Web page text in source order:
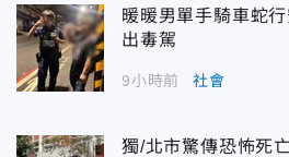
暖暖男單手騎車蛇
出毒駕
9小時前 社會
獨/北市驚傳恐怖死